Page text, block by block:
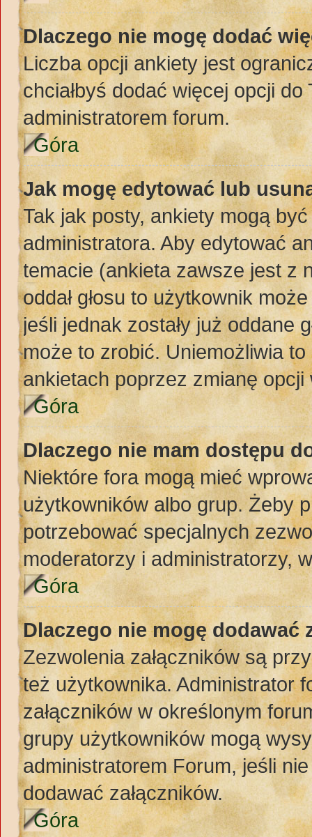
Dlaczego nie mogę dodać
Liczba opcji ankiety jest
chciałbyś dodać więcej opcji
administratorem forum.
Góra
Jak mogę edytować lub
Tak jak posty, ankiety mogą
administratora. Aby edytować
temacie (ankieta zawsze jest z
oddał głosu to użytkownik
jeśli jednak zostały już oddane
może to zrobić. Uniemożliwia
ankietach poprzez zmianę opcji
Góra
Dlaczego nie mam dostępu
Niektóre fora mogą mieć
użytkowników albo grup. Żeby
potrzebować specjalnych
moderatorzy i administratorzy,
Góra
Dlaczego nie mogę dodawać
Zezwolenia załączników są
też użytkownika. Administrator
załączników w określonym
grupy użytkowników mogą
administratorem Forum, jeśli
dodawać załączników.
Góra